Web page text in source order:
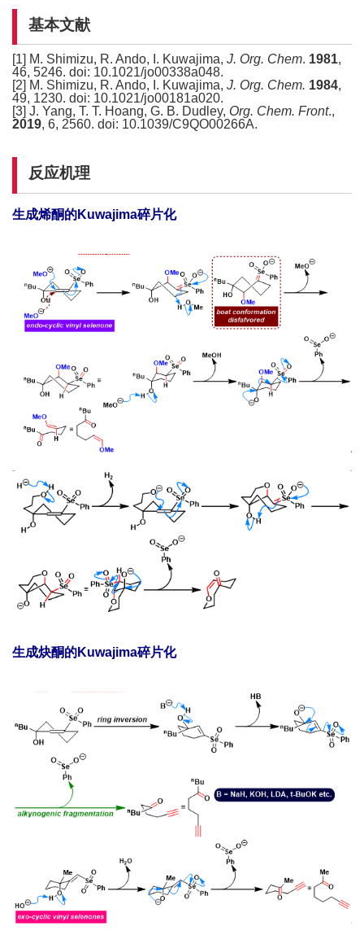
基本文献
[1] M. Shimizu, R. Ando, I. Kuwajima, J. Org. Chem. 1981,
46, 5246. doi: 10.1021/jo00338a048.
[2] M. Shimizu, R. Ando, I. Kuwajima, J. Org. Chem. 1984,
49, 1230. doi: 10.1021/jo00181a020.
[3] J. Yang, T. T. Hoang, G. B. Dudley, Org. Chem. Front.,
2019, 6, 2560. doi: 10.1039/C9QO00266A.
反应机理
生成烯酮的Kuwajima碎片化
生成炔酮的Kuwajima碎片化